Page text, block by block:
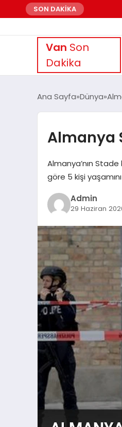
SON DAKİKA
Van Son
Dakika
Ana Sayfa Dünya
Almanya
Almanya’nın
göre 5 kişi
Admin
29 Haziran